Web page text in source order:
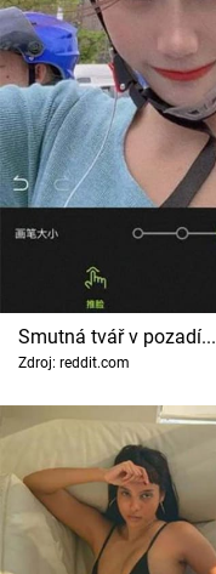
Smutná tvář v pozadí...
Zdroj: reddit.com